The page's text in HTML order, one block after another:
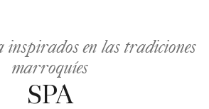
inspirados en las tradiciones
marroquíes
SPA